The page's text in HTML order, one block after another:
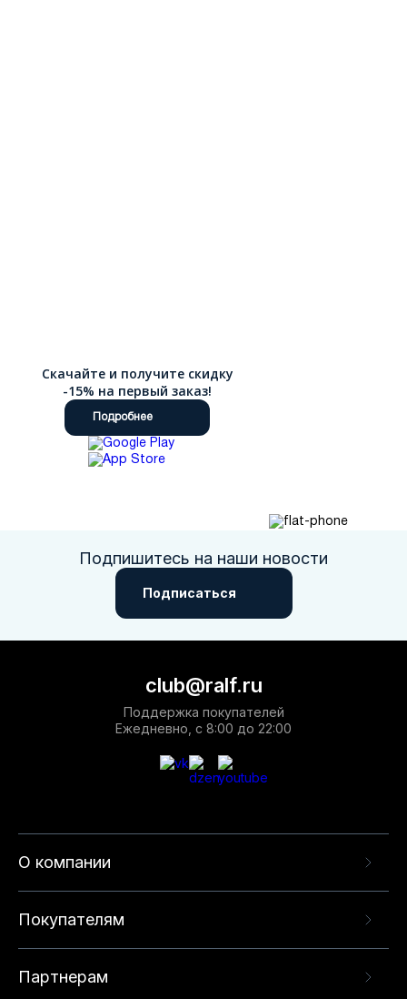
Скачайте и получите скидку
-15% на первый заказ!
Подробнее
Подпишитесь на наши новости
Подписаться
О компании
Покупателям
Партнерам
club@ralf.ru
Поддержка покупателей
Ежедневно, с 8:00 до 22:00